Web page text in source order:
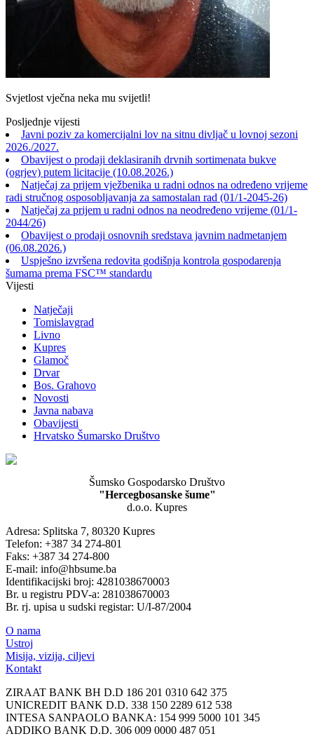
Svjetlost vječna neka mu svijetli!
Posljednje vijesti
Javni poziv za komercijalni lov na sitnu divljač u lovnoj sezoni
2026./2027.
Obavijest o prodaji deklasiranih drvnih sortimenata bukve
(ogrjev) putem licitacije (10.08.2026.)
Natječaj za prijem vježbenika u radni odnos na određeno vrijeme
radi stručnog osposobljavanja za samostalan rad (01/1-2045-26)
Natječaj za prijem u radni odnos na neodređeno vrijeme (01/1-
2044/26)
Obavijest o prodaji osnovnih sredstava javnim nadmetanjem
(06.08.2026.)
Uspješno izvršena redovita godišnja kontrola gospodarenja
šumama prema FSC™ standardu
Vijesti
Natječaji
Tomislavgrad
Livno
Kupres
Glamoč
Drvar
Bos. Grahovo
Novosti
Javna nabava
Obavijesti
Hrvatsko Šumarsko Društvo
Šumsko Gospodarsko Društvo
"Hercegbosanske šume"
d.o.o. Kupres
Adresa: Splitska 7, 80320 Kupres
Telefon: +387 34 274-801
Faks: +387 34 274-800
E-mail: info@hbsume.ba
Identifikacijski broj: 4281038670003
Br. u registru PDV-a: 281038670003
Br. rj. upisa u sudski registar: U/I-87/2004
O nama
Ustroj
Misija, vizija, ciljevi
Kontakt
ZIRAAT BANK BH D.D 186 201 0310 642 375
UNICREDIT BANK D.D. 338 150 2289 612 538
INTESA SANPAOLO BANKA: 154 999 5000 101 345
ADDIKO BANK D.D. 306 009 0000 487 051